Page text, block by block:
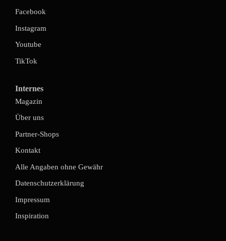
Facebook
Instagram
Youtube
TikTok
Internes
Magazin
Über uns
Partner-Shops
Kontakt
Alle Angaben ohne Gewähr
Datenschutzerklärung
Impressum
Inspiration